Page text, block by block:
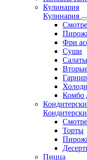
Кулинария
Кулинария
Фри
Суши
Салаты
Комбо
Торты
Пицца